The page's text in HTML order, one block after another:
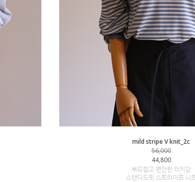
mild stripe V knit_2c
56,000
44,800
부드럽고 편안한 터치감
스탠다드핏 스트라이프 니